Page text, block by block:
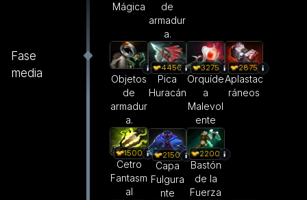
Mágica
de
armadur
a.
Fase
media
Objetos
de
armadur
a.
4450
Pica
Huracán
3275
Orquíde
a
Malevol
ente
2875
Aplastac
ráneos
1500
Cetro
Fantasm
al
2150
Capa
Fulgura
nte
2200
Bastón
de la
Fuerza